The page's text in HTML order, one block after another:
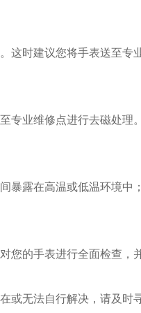
时建议您将手表送至专
业维修点进行去磁处理
露在高温或低温环境中
的手表进行全面检查，
无法自行解决，请及时